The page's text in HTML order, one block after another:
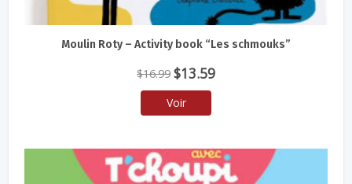
Moulin Roty – Activity book “Les schmouks”
$16.99 Le
prix
initial
$13.59Le
Voir